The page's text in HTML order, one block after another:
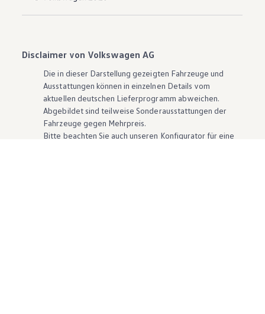
Disclaimer von Volkswagen AG
Die in dieser Darstellung gezeigten Fahrzeuge und
Ausstattungen können in einzelnen Details vom
aktuellen deutschen Lieferprogramm abweichen.
Abgebildet sind teilweise Sonderausstattungen der
Fahrzeuge gegen Mehrpreis.
Bitte beachten Sie auch unseren Konfigurator für eine